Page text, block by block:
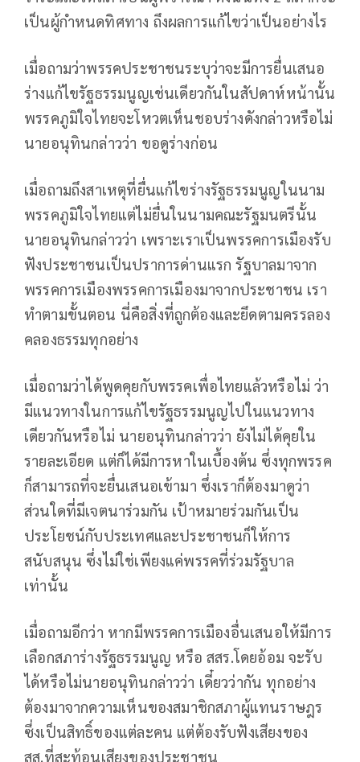
เป็นผู้กำหนดทิศทาง ถึงผลการแก้ไขว่าเป็นอย่างไร
เมื่อถามว่าพรรคประชาชนระบุว่าจะมีการยื่นเสนอ
ร่างแก้ไขรัฐธรรมนูญเช่นเดียวกันในสัปดาห์หน้านั้น
พรรคภูมิใจไทยจะโหวตเห็นชอบร่างดังกล่าวหรือไม่
นายอนุทินกล่าวว่า ขอดูร่างก่อน
เมื่อถามถึงสาเหตุที่ยื่นแก้ไขร่างรัฐธรรมนูญในนาม
พรรคภูมิใจไทยแต่ไม่ยื่นในนามคณะรัฐมนตรีนั้น
นายอนุทินกล่าวว่า เพราะเราเป็นพรรคการเมืองรับ
ฟังประชาชนเป็นปราการด่านแรก รัฐบาลมาจาก
พรรคการเมืองพรรคการเมืองมาจากประชาชน เรา
ทำตามขั้นตอน นี่คือสิ่งที่ถูกต้องและยึดตามครรลอง
คลองธรรมทุกอย่าง
เมื่อถามว่าได้พูดคุยกับพรรคเพื่อไทยแล้วหรือไม่ ว่า
มีแนวทางในการแก้ไขรัฐธรรมนูญไปในแนวทาง
เดียวกันหรือไม่ นายอนุทินกล่าวว่า ยังไม่ได้คุยใน
รายละเอียด แต่ก็ได้มีการหาในเบื้องต้น ซึ่งทุกพรรค
ก็สามารถที่จะยื่นเสนอเข้ามา ซึ่งเราก็ต้องมาดูว่า
ส่วนใดที่มีเจตนาร่วมกัน เป้าหมายร่วมกันเป็น
ประโยชน์กับประเทศและประชาชนก็ให้การ
สนับสนุน ซึ่งไม่ใช่เพียงแค่พรรคที่ร่วมรัฐบาล
เท่านั้น
เมื่อถามอีกว่า หากมีพรรคการเมืองอื่นเสนอให้มีการ
เลือกสภาร่างรัฐธรรมนูญ หรือ สสร.โดยอ้อม จะรับ
ได้หรือไม่นายอนุทินกล่าวว่า เดี๋ยวว่ากัน ทุกอย่าง
ต้องมาจากความเห็นของสมาชิกสภาผู้แทนราษฎร
ซึ่งเป็นสิทธิ์ของแต่ละคน แต่ต้องรับฟังเสียงของ
สส.ที่สะท้อนเสียงของประชาชน